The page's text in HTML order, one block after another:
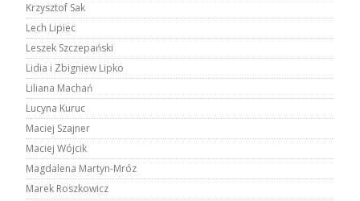
Krzysztof Sak
Lech Lipiec
Leszek Szczepański
Lidia i Zbigniew Lipko
Liliana Machań
Lucyna Kuruc
Maciej Szajner
Maciej Wójcik
Magdalena Martyn-Mróz
Marek Roszkowicz